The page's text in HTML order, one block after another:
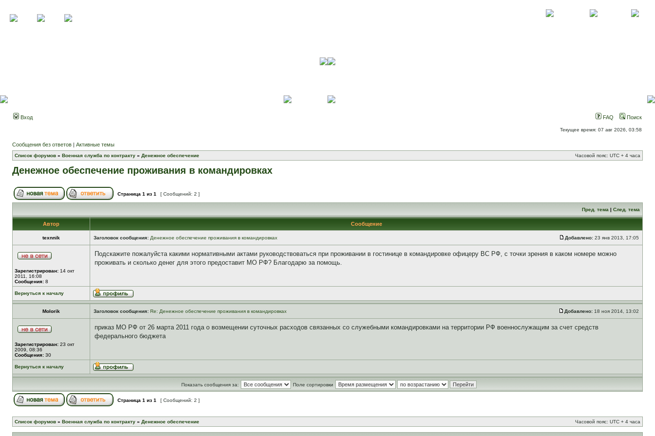
Вход FAQ Поиск
Текущее время: 07 авг 2026, 03:58
Сообщения без ответов | Активные темы
Список форумов » Военная служба по контракту » Денежное обеспечение Часовой пояс: UTC + 4 часа
Денежное обеспечение проживания в командировках
Страница 1 из 1 [ Сообщений: 2 ]
Пред. тема | След. тема
Автор Сообщение
texnnik Заголовок сообщения: Денежное обеспечение проживания в командировках Добавлено: 23 янв 2013, 17:05
Зарегистрирован: 14 окт
2011, 16:08
Сообщения: 8
Подскажите пожалуйста какими нормативными актами руководствоваться при проживании в гостинице в командировке офицеру ВС РФ, с точки зрения в каком номере можно
проживать и сколько денег для этого предоставит МО РФ? Благодарю за помощь.
Вернуться к началу
Molorik Заголовок сообщения: Re: Денежное обеспечение проживания в командировках Добавлено: 18 ноя 2014, 13:02
Зарегистрирован: 23 окт
2009, 08:36
Сообщения: 30
приказ МО РФ от 26 марта 2011 года о возмещении суточных расходов связанных со служебными командировками на территории РФ военнослужащим за счет средств
федерального бюджета
Вернуться к началу
Показать сообщения за: Поле сортировки
Страница 1 из 1 [ Сообщений: 2 ]
Список форумов » Военная служба по контракту » Денежное обеспечение Часовой пояс: UTC + 4 часа